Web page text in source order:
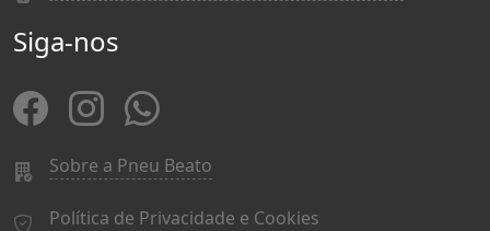
Siga-nos
Sobre a Pneu Beato
Política de Privacidade e Cookies